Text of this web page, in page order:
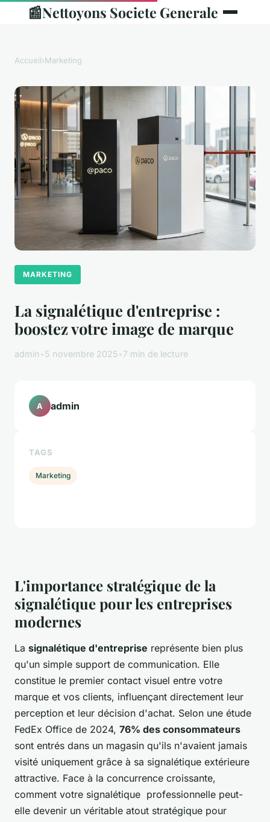
📰Nettoyons Societe Generale
Accueil›Marketing
MARKETING
La signalétique d'entreprise :
boostez votre image de marque
admin •5 novembre 2025•7 min de lecture
L'importance stratégique de la
signalétique pour les entreprises
modernes
La signalétique d'entreprise représente bien plus
qu'un simple support de communication. Elle
constitue le premier contact visuel entre votre
marque et vos clients, influençant directement leur
perception et leur décision d'achat. Selon une étude
FedEx Office de 2024, 76% des consommateurs
sont entrés dans un magasin qu'ils n'avaient jamais
visité uniquement grâce à sa signalétique extérieure
attractive. Face à la concurrence croissante,
comment votre signalétique professionnelle peut-
elle devenir un véritable atout stratégique pour
A admin
TAGS
Marketing